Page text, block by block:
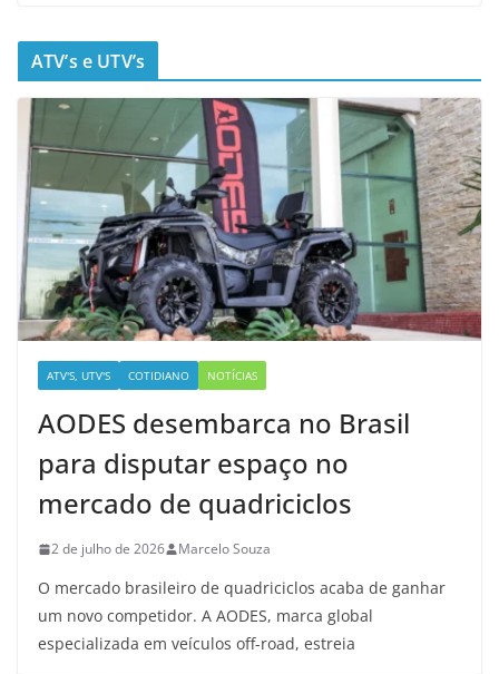
ATV’s e UTV’s
ATV'S, UTV'S COTIDIANO NOTÍCIAS
AODES desembarca no Brasil
para disputar espaço no
mercado de quadriciclos
2 de julho de 2026 Marcelo Souza
O mercado brasileiro de quadriciclos acaba de ganhar
um novo competidor. A AODES, marca global
especializada em veículos off-road, estreia